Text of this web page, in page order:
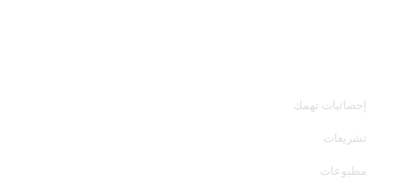
إحصائيات تهمك
تشريعات
مطبوعات